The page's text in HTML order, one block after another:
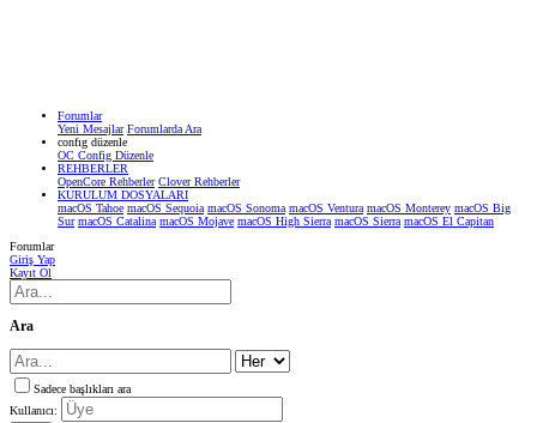
Forumlar
Yeni Mesajlar Forumlarda Ara
confıg düzenle
OC Config Düzenle
REHBERLER
OpenCore Rehberler Clover Rehberler
KURULUM DOSYALARI
macOS Tahoe macOS Sequoia macOS Sonoma macOS Ventura macOS Monterey macOS Big
Sur macOS Catalina macOS Mojave macOS High Sierra macOS Sierra macOS El Capitan
Forumlar
Giriş Yap
Kayıt Ol
Ara
Sadece başlıkları ara
Kullanıcı: